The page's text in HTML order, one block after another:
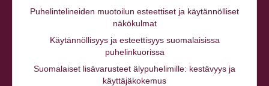
Puhelintelineiden muotoilun esteettiset ja käytännölliset
näkökulmat
Käytännöllisyys ja esteettisyys suomalaisissa
puhelinkuorissa
Suomalaiset lisävarusteet älypuhelimille: kestävyys ja
käyttäjäkokemus